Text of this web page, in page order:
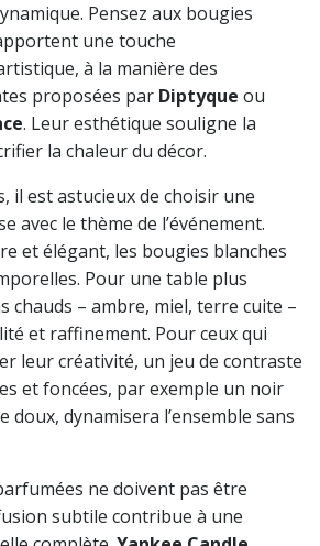
Pensez aux bougies
une touche
à la manière des
proposées par Diptyque ou
. Leur esthétique souligne la
la chaleur du décor.
il est astucieux de choisir une
avec le thème de l’événement.
et élégant, les bougies blanches
Pour une table plus
chauds – ambre, miel, terre cuite –
et raffinement. Pour ceux qui
leur créativité, un jeu de contraste
et foncées, par exemple un noir
dynamisera l’ensemble sans
ne doivent pas être
subtile contribue à une